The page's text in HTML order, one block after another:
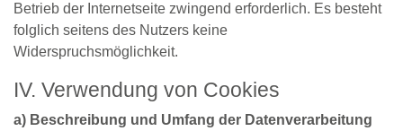
Betrieb der Internetseite zwingend erforderlich. Es besteht
folglich seitens des Nutzers keine
Widerspruchsmöglichkeit.
IV. Verwendung von Cookies
a) Beschreibung und Umfang der Datenverarbeitung